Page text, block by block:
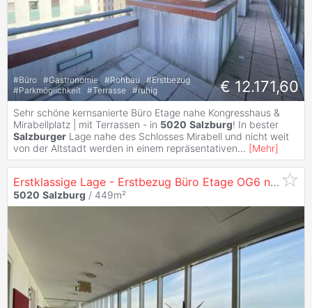
#Büro #Gastronomie #Rohbau #Erstbezug
#Parkmöglichkeit #Terrasse #ruhig € 12.171,60
Sehr schöne kernsanierte Büro Etage nahe Kongresshaus &
Mirabellplatz | mit Terrassen - in 5020 Salzburg! In bester
Salzburger Lage nahe des Schlosses Mirabell und nicht weit
von der Altstadt werden in einem repräsentativen... [Mehr]
Erstklassige Lage - Erstbezug Büro Etage OG6 nach Sanierung in
5020 Salzburg / 449m²